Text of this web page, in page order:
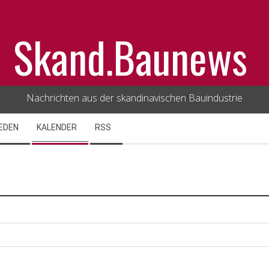
Skand.Baunews
Nachrichten aus der skandinavischen Bauindustrie
KALENDER RSS